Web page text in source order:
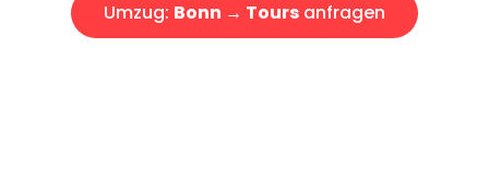
Umzug: Bonn → Tours anfragen